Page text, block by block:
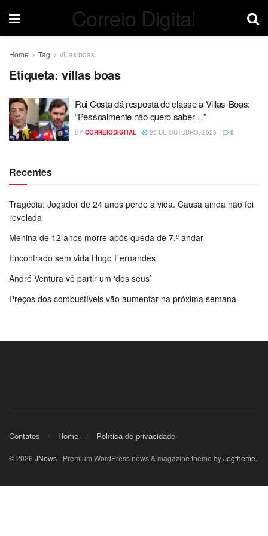
Correio Digital
Home Tag villas boas
Etiqueta: villas boas
Rui Costa dá resposta de classe a Villas-Boas:
“Pessoalmente não quero saber…”
BY CORREIODIGITAL 20 DE OUTUBRO, 2025 0
Recentes
Tragédia: Jogador de 24 anos perde a vida. Causa ainda não foi
revelada
Menina de 12 anos morre após queda de 7.º andar
Encontrado sem vida Hugo Fernandes
André Ventura vê partir um ‘dos seus’
Preços dos combustíveis vão aumentar na próxima semana
Contatos Home Política de privacidade
© 2026 JNews- Premium WordPress news & magazine theme byJegtheme.